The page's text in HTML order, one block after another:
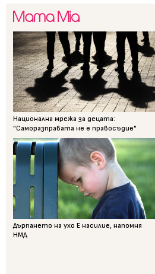
Национална мрежа за децата:
"Саморазправата не е правосъдие"
Дърпането на ухо Е насилие, напомня
НМД